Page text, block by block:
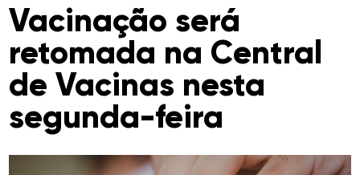
Vacinação será
retomada na Central
de Vacinas nesta
segunda-feira